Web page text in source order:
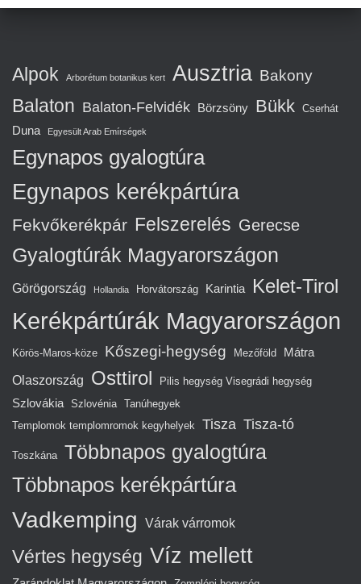
Alpok Arborétum botanikus kert Ausztria Bakony
Balaton Balaton-Felvidék Börzsöny Bükk Cserhát
Duna Egyesült Arab Emírségek
Egynapos gyalogtúra
Egynapos kerékpártúra
Fekvőkerékpár Felszerelés Gerecse
Gyalogtúrák Magyarországon
Görögország Hollandia Horvátország Karintia Kelet-Tirol
Kerékpártúrák Magyarországon
Körös-Maros-köze Kőszegi-hegység Mezőföld Mátra
Olaszország Osttirol Pilis hegység Visegrádi hegység
Szlovákia Szlovénia Tanúhegyek
Templomok templomromok kegyhelyek Tisza Tisza-tó
Toszkána Többnapos gyalogtúra
Többnapos kerékpártúra
Vadkemping Várak várromok
Vértes hegység Víz mellett